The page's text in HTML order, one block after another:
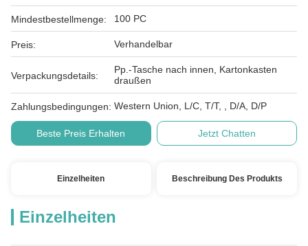
Mindestbestellmenge: 100 PC
Preis: Verhandelbar
Verpackungsdetails:
Pp.-Tasche nach innen, Kartonkasten
draußen
Zahlungsbedingungen: Western Union, L/C, T/T, , D/A, D/P
Beste Preis Erhalten Jetzt Chatten
Einzelheiten Beschreibung Des Produkts
Einzelheiten